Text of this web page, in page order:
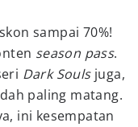
sampai 70%!
season pass.
Dark Souls juga,
paling matang.
ini kesempatan